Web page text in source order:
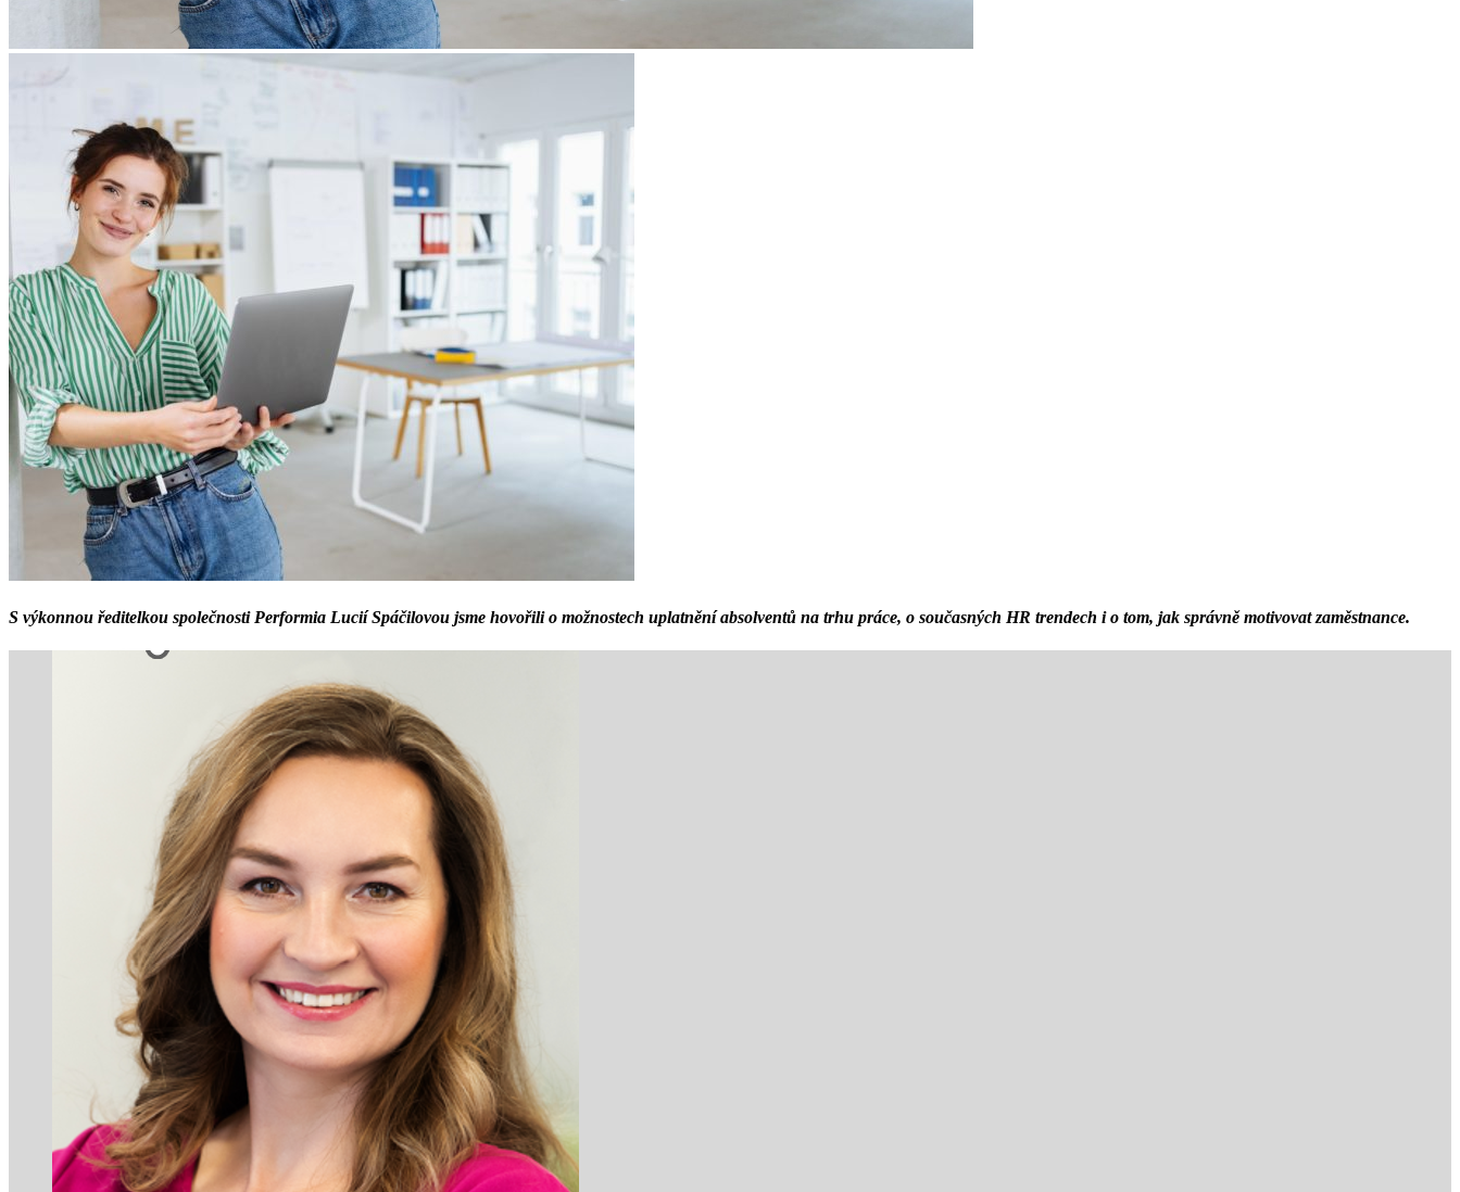
S výkonnou ředitelkou společnosti Performia Lucií Spáčilovou jsme hovořili o možnostech uplatnění absolventů na trhu práce, o současných HR trendech i o tom, jak správně motivovat zaměstnance.